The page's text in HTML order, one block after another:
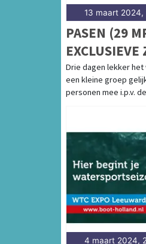
13 maart 2024,
PASEN (29
EXCLUSIEVE
Drie dagen lekker
een kleine groep
personen mee i.p.v.
4 maart 2024,